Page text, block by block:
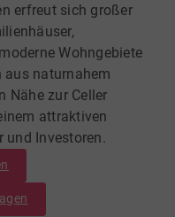
erfreut sich großer
Wohngebiete
naturnahem
Nähe zur Celler
attraktiven
Investoren.